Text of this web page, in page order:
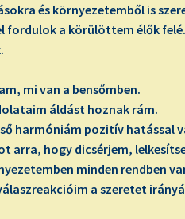
és környezetemből is
fordulok a körülöttem élők felé.
mi van a bensőmben.
áldást hoznak rám.
harmóniám pozitív hatással
arra, hogy dicsérjem,
minden rendben
a szeretet